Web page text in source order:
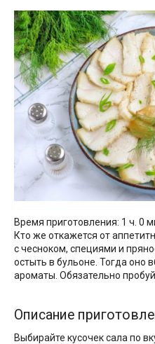
Время приготовления: 1 ч. 0
Кто же откажется от
с чесноком, специями и
остыть в бульоне. Тогда оно
ароматы. Обязательно
Описание
Выбирайте кусочек сала по